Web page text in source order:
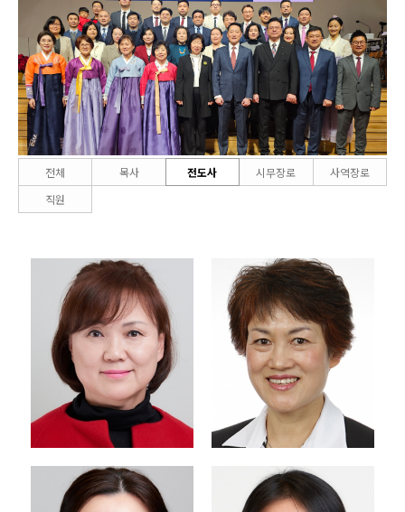
전체 목사 전도사 시무장로
사역장로
직원
district2pastor@kapc
q.org
제1교구장
district1pastor@kapc
q.org
제2교구장